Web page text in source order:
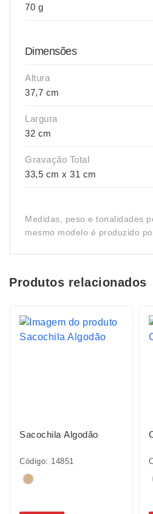
70 g
Dimensões
Altura
37,7 cm
Largura
32 cm
Gravação Total
33,5 cm x 31 cm
Medidas, peso e tonalidades
mesmo modelo é produzido
Produtos relacionados
Sacochila Algodão
Código: 14851